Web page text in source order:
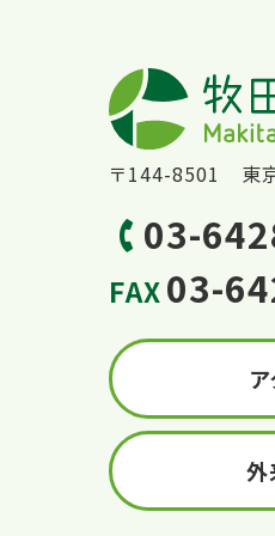
〒144-8501 東
03-
FAX03-
外